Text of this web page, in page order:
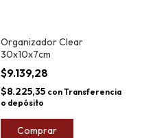
Organizador Clear
30x10x7cm
$9.139,28
$8.225,35 conTransferencia
o depósito
Comprar